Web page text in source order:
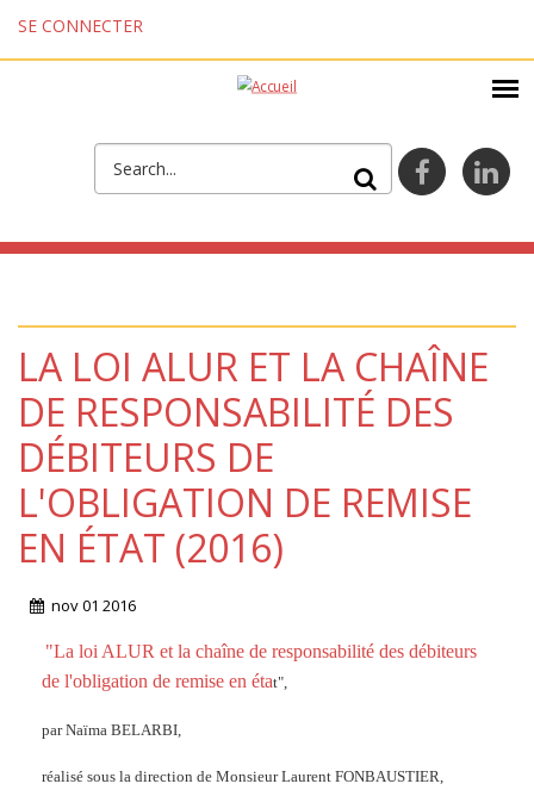
Aller au contenu principal
SE CONNECTER
facebook
FORMULAIRE DE
LA LOI ALUR ET LA CHAÎNE
DE RESPONSABILITÉ DES
DÉBITEURS DE
L'OBLIGATION DE REMISE
EN ÉTAT (2016)
nov01 2016
"La loi ALUR et la chaîne de responsabilité des débiteurs
de l'obligation de remise en état",
parNaïma BELARBI,
réalisé sous la direction de Monsieur Laurent FONBAUSTIER,